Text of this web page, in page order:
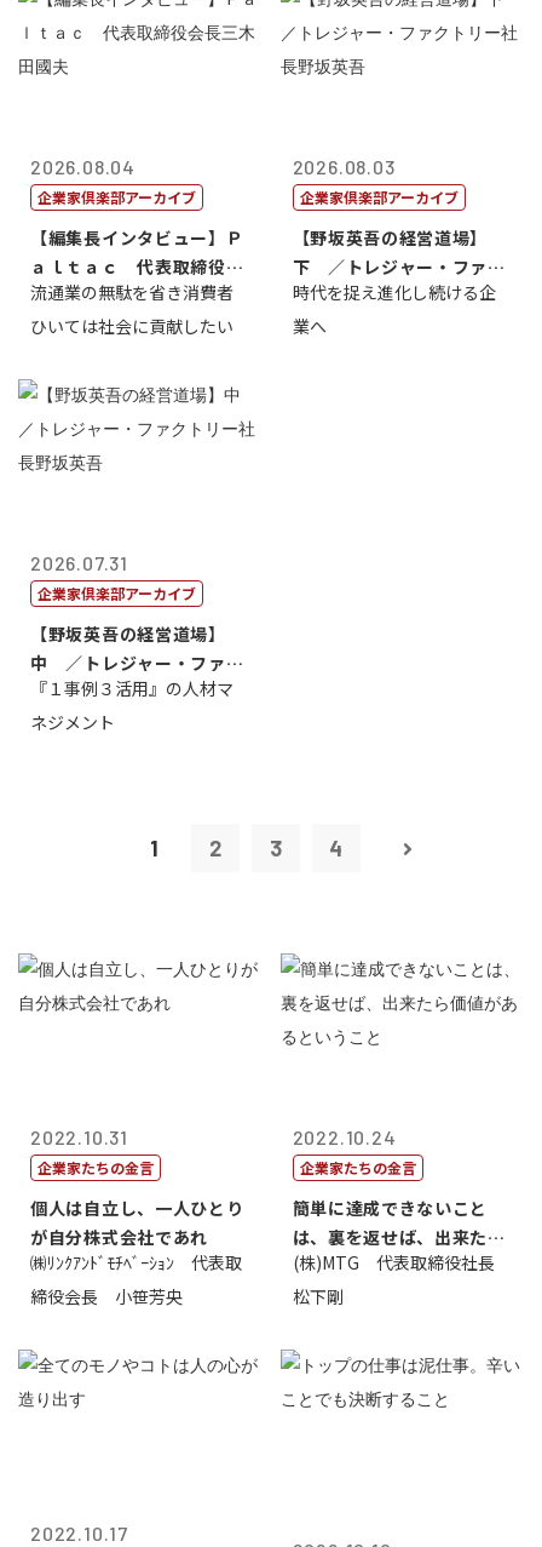
2026.08.04
企業家倶楽部アーカイブ
【編集長インタビュー】Ｐ
ａｌｔａｃ 代表取締役会
長三木田國夫
流通業の無駄を省き消費者
ひいては社会に貢献したい
2026.08.03
企業家倶楽部アーカイブ
【野坂英吾の経営道場】
下 ／トレジャー・ファク
トリー社長野坂...
時代を捉え進化し続ける企
業へ
2026.07.31
企業家倶楽部アーカイブ
【野坂英吾の経営道場】
中 ／トレジャー・ファク
トリー社長野坂...
『１事例３活用』の人材マ
ネジメント
1 2 3 4
2022.10.31
企業家たちの金言
個人は自立し、一人ひとり
が自分株式会社であれ
㈱ﾘﾝｸｱﾝﾄﾞﾓﾁﾍﾞｰｼｮﾝ 代表取
締役会長 小笹芳央
2022.10.24
企業家たちの金言
簡単に達成できないこと
は、裏を返せば、出来たら
価値があるとい...
(株)MTG 代表取締役社長
松下剛
2022.10.17